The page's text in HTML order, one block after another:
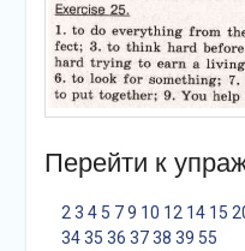
Перейти к
2 3 4 5 7 9 10 12 14 15
34 35 36 37 38 39 55